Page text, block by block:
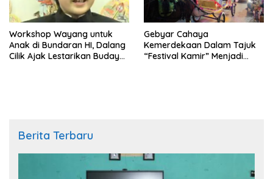
Workshop Wayang untuk
Anak di Bundaran HI, Dalang
Cilik Ajak Lestarikan Budaya
Gebyar Cahaya
Kemerdekaan Dalam Tajuk
“Festival Kamir” Menjadi
Berita Terbaru